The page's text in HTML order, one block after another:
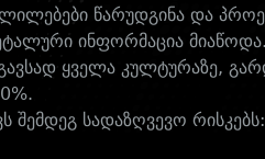
წარუდგინა და
ინფორმაცია
ყველა კულტურაზე,
სადაზღვევო რისკებს: